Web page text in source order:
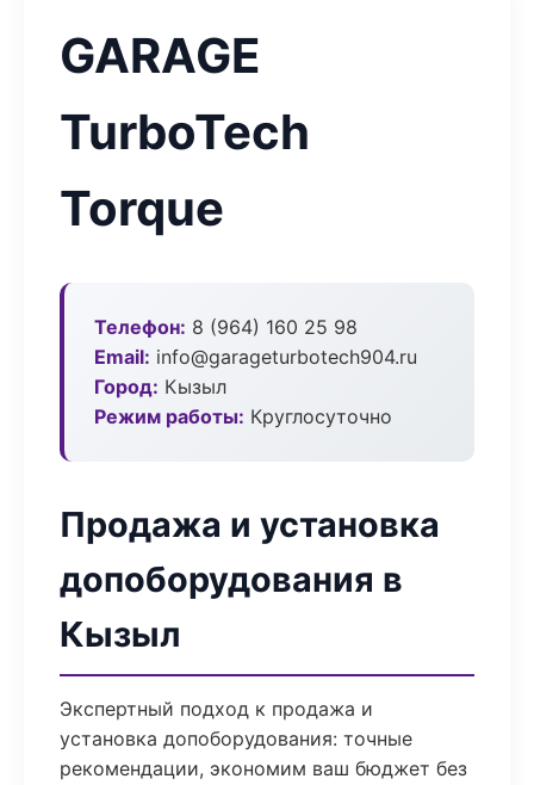
GARAGE
TurboTech
Torque
Телефон: 8 (964) 160 25 98
Email: info@garageturbotech904.ru
Город: Кызыл
Режим работы: Круглосуточно
Продажа и установка
допоборудования в
Кызыл
Экспертный подход к продажа и
установка допоборудования: точные
рекомендации, экономим ваш бюджет без